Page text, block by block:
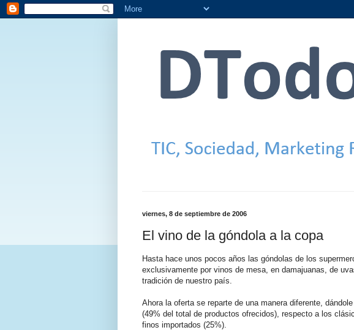
viernes, 8 de septiembre de 2006
El vino de la góndola a la copa
Hasta hace unos pocos años las góndolas de los
exclusivamente por vinos de mesa, en damajuanas, de
tradición de nuestro país.
Ahora la oferta se reparte de una manera diferente,
(49% del total de productos ofrecidos), respecto a los
finos importados (25%).